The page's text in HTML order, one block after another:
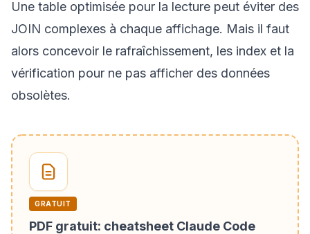
Une table optimisée pour la lecture peut éviter des
JOIN complexes à chaque affichage. Mais il faut
alors concevoir le rafraîchissement, les index et la
vérification pour ne pas afficher des données
obsolètes.
GRATUIT
PDF gratuit: cheatsheet Claude Code